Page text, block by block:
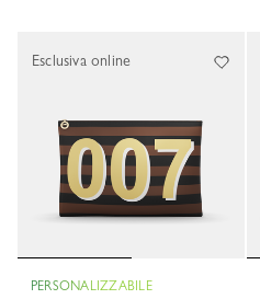
PERSONALIZZABILE
Esclusiva online